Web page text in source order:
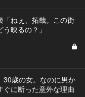
「ねぇ、拓哉。この街
映るの？」
30歳の女。なのに男か
ぐに断った意外な理由